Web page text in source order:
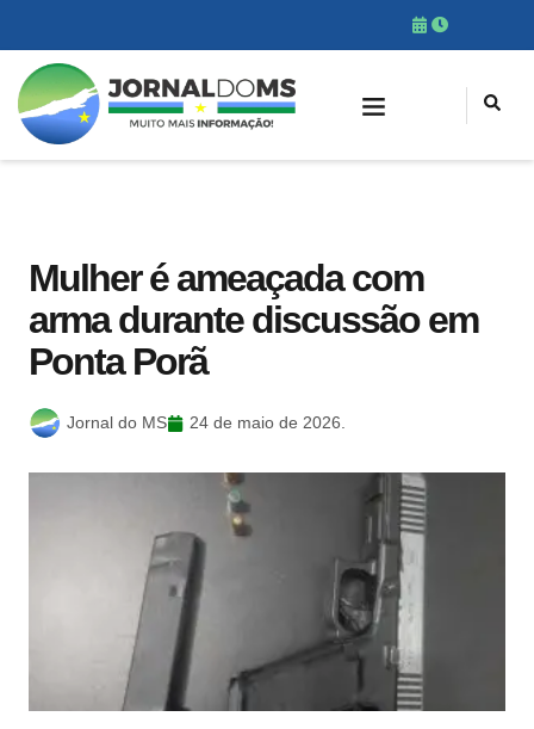
Mulher é ameaçada com
arma durante discussão em
Ponta Porã
Jornal do MS 24 de maio de 2026.